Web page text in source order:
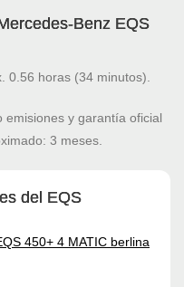
Benz EQS
0.56 horas (34 minutos).
emisiones y garantía oficial
3 meses.
del EQS
450+ 4 MATIC berlina